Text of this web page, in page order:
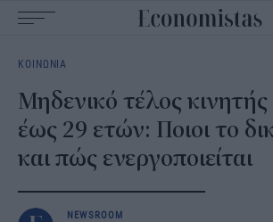
navigation
ΚΟΙΝΩΝΙΑ
Μηδενικό τέλος κινητής
έως 29 ετών: Ποιοι το
και πώς ενεργοποιείται
NEWSROOM